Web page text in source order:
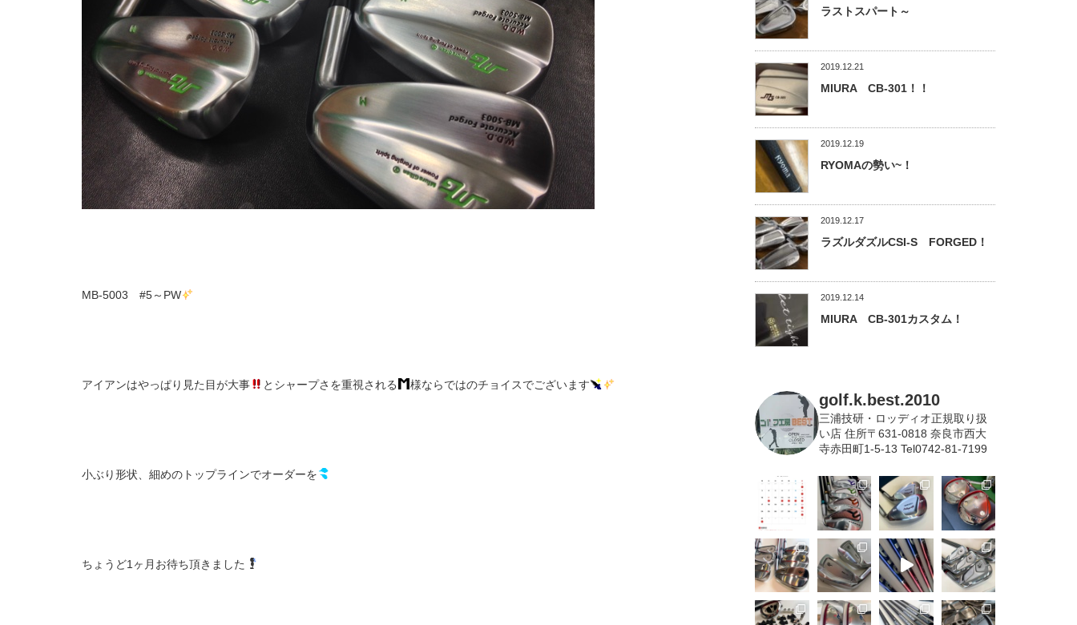
MB-5003 #5～PW
アイアンはやっぱり見た目が大事 とシャープさを重視される 様ならではのチョイスでございます
小ぶり形状、細めのトップラインでオーダーを
ちょうど1ヶ月お待ち頂きました
ラストスパート～
2019.12.21
MIURA CB-301！！
2019.12.19
RYOMAの勢い~！
2019.12.17
ラズルダズルCSI-S FORGED！
2019.12.14
MIURA CB-301カスタム！
golf.k.best.2010
三浦技研・ロッディオ正規取り扱
い店 住所〒631-0818 奈良市西大
寺赤田町1-5-13 Tel0742-81-7199